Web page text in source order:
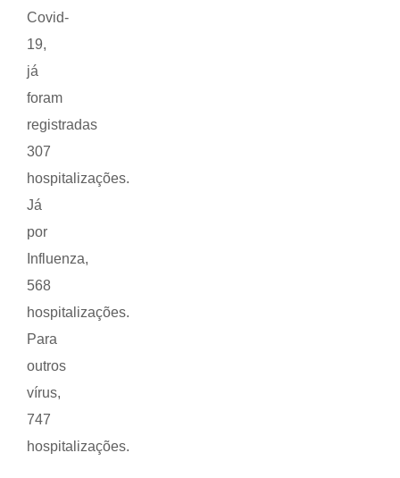
Covid-
19,
já
foram
registradas
307
hospitalizações.
Já
por
Influenza,
568
hospitalizações.
Para
outros
vírus,
747
hospitalizações.